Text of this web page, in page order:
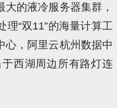
的液冷服务器集群，
“双11”的海量计算工
心，阿里云杭州数据中
西湖周边所有路灯连